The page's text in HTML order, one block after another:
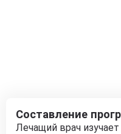
Составление
Лечащий врач